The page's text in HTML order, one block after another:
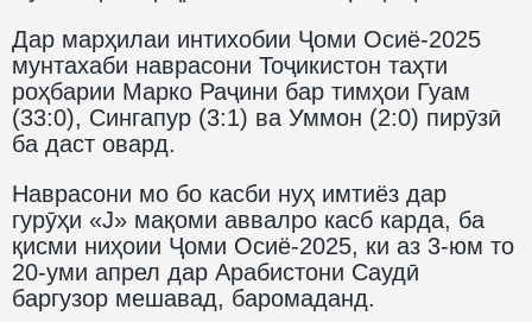
Дар марҳилаи интихобии Ҷоми Осиё-2025
мунтахаби наврасони Тоҷикистон таҳти
роҳбарии Марко Раҷини бар тимҳои Гуам
(33:0), Сингапур (3:1) ва Уммон (2:0) пирӯзӣ
ба даст овард.
Наврасони мо бо касби нуҳ имтиёз дар
гурӯҳи «J» мақоми аввалро касб карда, ба
қисми ниҳоии Ҷоми Осиё-2025, ки аз 3-юм то
20-уми апрел дар Арабистони Саудӣ
баргузор мешавад, баромаданд.